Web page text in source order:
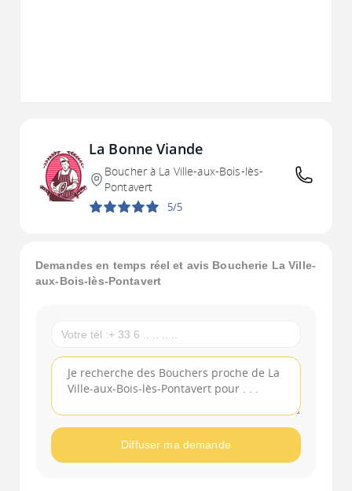
La Bonne Viande
Boucher à La Ville-aux-Bois-lès-
Pontavert
5/5
Demandes en temps réel et avis Boucherie La Ville-
aux-Bois-lès-Pontavert
Diffuser ma demande